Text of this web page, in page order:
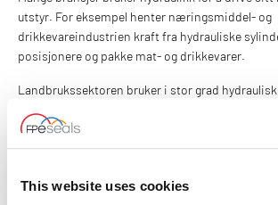
This website uses cookies
utstyr. For eksempel henter næringsmiddel- og
drikkevareindustrien kraft fra hydrauliske
posisjonere og pakke mat- og drikkevarer.
Landbrukssektoren bruker i stor grad
som traktorer, lastere, sprøyteutstyr,
rundballepresser og høstemaskiner for å plante
og holde husdyr.
Men dette er bare noen få eksempler; hydraulikk